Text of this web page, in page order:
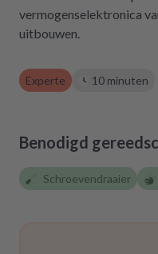
dass es diese
vermogenselektronica
uitbouwen.
Experte 10 minuten
Benodigd
Schroevendraaier